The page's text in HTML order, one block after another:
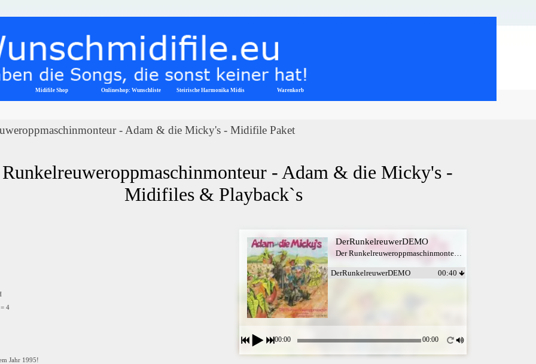
Menü überspringen
Midifile Shop ▼
Onlineshop: Wunschliste Steirische Harmonika Midis ▼
Warenkorb
- Adam & die Micky's - Midifile Paket
- Adam & die Micky's -
Midifiles & Playback`s
4
Jahr 1995!
DerRunkelreuwerDEMO
Der Runkelreuweroppmaschinmonteur - Adam & die Micky's
DerRunkelreuwerDEMO 00:40
00:00 00:00